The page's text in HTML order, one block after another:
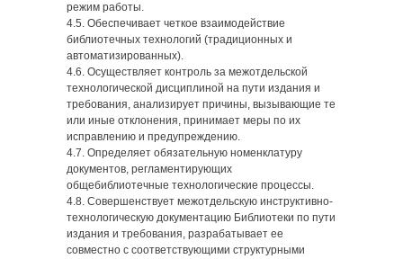
режим работы.
4.5. Обеспечивает четкое взаимодействие
библиотечных технологий (традиционных и
автоматизированных).
4.6. Осуществляет контроль за межотдельской
технологической дисциплиной на пути издания и
требования, анализирует причины, вызывающие те
или иные отклонения, принимает меры по их
исправлению и предупреждению.
4.7. Определяет обязательную номенклатуру
документов, регламентирующих
общебиблиотечные технологические процессы.
4.8. Совершенствует межотдельскую инструктивно-
технологическую документацию Библиотеки по пути
издания и требования, разрабатывает ее
совместно с соответствующими структурными